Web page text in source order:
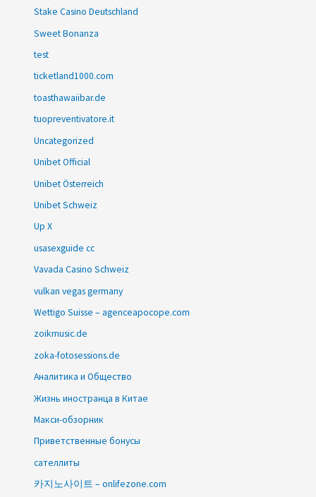
Stake Casino Deutschland
Sweet Bonanza
test
ticketland1000.com
toasthawaiibar.de
tuopreventivatore.it
Uncategorized
Unibet Official
Unibet Österreich
Unibet Schweiz
Up X
usasexguide cc
Vavada Casino Schweiz
vulkan vegas germany
Wettigo Suisse – agenceapocope.com
zoikmusic.de
zoka-fotosessions.de
Аналитика и Общество
Жизнь иностранца в Китае
Макси-обзорник
Приветственные бонусы
сателлиты
카지노사이트 – onlifezone.com